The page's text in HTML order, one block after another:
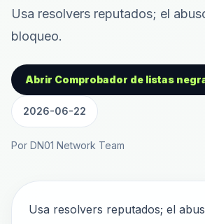
Usa resolvers reputados; el
bloqueo.
Abrir Comprobador de listas
2026-06-22
Por DN01 Network Team
Usa resolvers reputados; el